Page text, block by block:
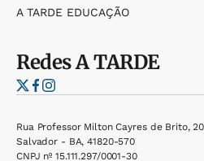
A TARDE EDUCAÇÃO
RedesA TARDE
Rua Professor Milton Cayres de Brito,
Salvador - BA, 41820-570
CNPJ nº 15.111.297/0001-30